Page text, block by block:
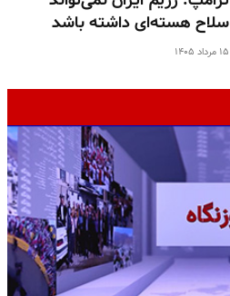
سلاح هسته‌ای داشته باشد
۱۵ مرداد ۱۴۰۵